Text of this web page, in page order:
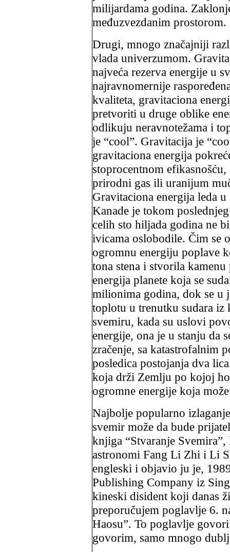
milijardama godina.
međuzvezdanim prostorom.
Drugi, mnogo značajniji
vlada univerzumom.
najveća rezerva energije u
najravnomernije
kvaliteta, gravitaciona
pretvoriti u druge oblike
odlikuju neravnotežama i
je “cool”. Gravitacija je
gravitaciona energija
stoprocentnom
prirodni gas ili uranijum
Gravitaciona energija leda
Kanade je tokom
celih sto hiljada godina ne
ivicama oslobodile. Čim se
ogromnu energiju poplave
tona stena i stvorila
energija planete koja se
milionima godina, dok se u
toplotu u trenutku sudara iz
svemiru, kada su uslovi
energije, ona je u stanju da
zračenje, sa katastrofalnim
posledica postojanja dva
koja drži Zemlju po kojoj
ogromne energije koja
Najbolje popularno
svemir može da bude
knjiga “Stvaranje
astronomi Fang Li Zhi i Li
engleski i objavio ju je,
Publishing Company iz
kineski disident koji danas
preporučujem poglavlje 6.
Haosu”. To poglavlje
govorim, samo mnogo